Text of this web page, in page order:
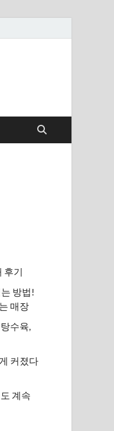
후기
방법!
매장
수육,
커졌다
계속